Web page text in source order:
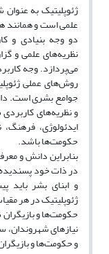
ژئوپلیتیک به
علمی است و همانند
دو وجه بنیادی و
نظریه‌های علمی و
می‌پردازد. وجه
روش‌های عملی
جوامع بشری است.
و نظریه‌های
ایدئولوژی،
حکومت‌ها باشد.
بنابراین دانش و
در ذات خود
و ابنای بشر
ژئوپلیتیک در هر
حکومت‌ها و
نیازهای شهروندان،
و حکومت‌ها و